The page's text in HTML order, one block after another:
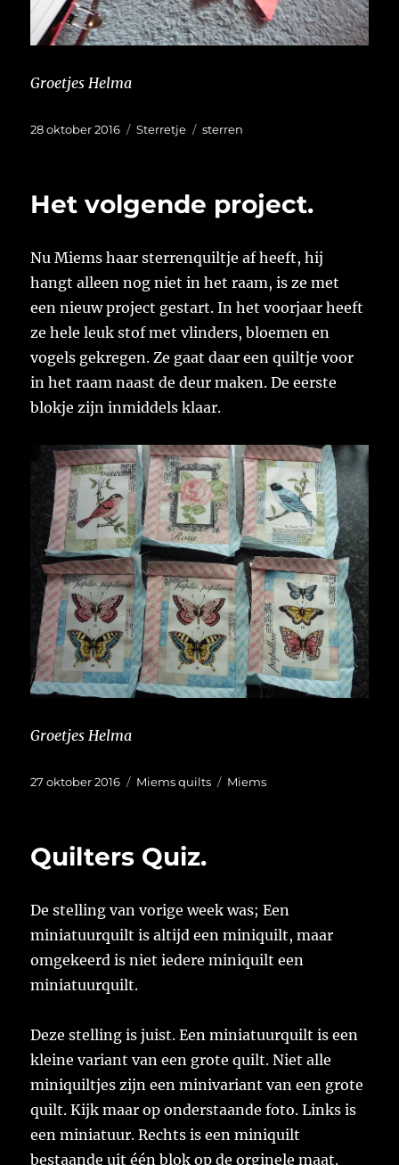
Groetjes Helma
Geplaatst
28 oktober 2016 Categorieën
Sterretje Tags
sterren
Het volgende project.
Nu Miems haar sterrenquiltje af heeft, hij
hangt alleen nog niet in het raam, is ze met
een nieuw project gestart. In het voorjaar heeft
ze hele leuk stof met vlinders, bloemen en
vogels gekregen. Ze gaat daar een quiltje voor
in het raam naast de deur maken. De eerste
blokje zijn inmiddels klaar.
Groetjes Helma
Geplaatst
27 oktober 2016 Categorieën
Miems quilts Tags
Miems
Quilters Quiz.
De stelling van vorige week was; Een
miniatuurquilt is altijd een miniquilt, maar
omgekeerd is niet iedere miniquilt een
miniatuurquilt.
Deze stelling is juist. Een miniatuurquilt is een
kleine variant van een grote quilt. Niet alle
miniquiltjes zijn een minivariant van een grote
quilt. Kijk maar op onderstaande foto. Links is
een miniatuur. Rechts is een miniquilt
bestaande uit één blok op de orginele maat.